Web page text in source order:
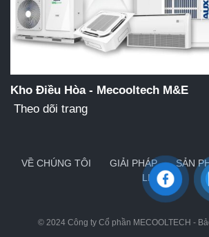
Kho Điều Hòa - Mecooltech M&E
Theo dõi trang
VỀ CHÚNG TÔI GIẢI PHÁP SẢN
LIÊN HỆ
© 2024 Công ty Cổ phần MECOOLTECH -